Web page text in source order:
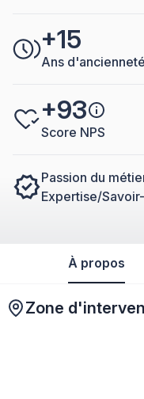
+15
Ans d'ancienneté
+93
Score NPS
Passion du
Expertise/
À propos
Zone